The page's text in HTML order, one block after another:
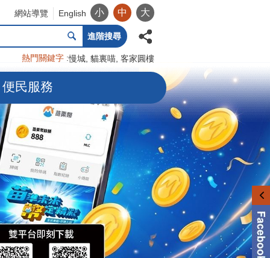
網站導覽 English 小 中 大
進階搜尋
熱門關鍵字 慢城 貓裏喵 客家圓樓
便民服務